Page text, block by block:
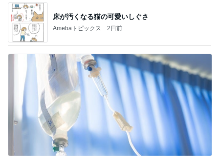
床が汚くなる猫の可愛いしぐさ
Amebaトピックス 2日前